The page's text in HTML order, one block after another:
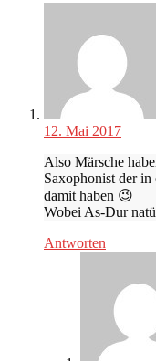
12. Mai 2017
Also Märsche
Saxophonist der
damit haben 😉
Wobei As-Dur
Antworten